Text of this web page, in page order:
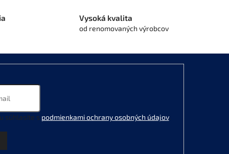
Vysoká kvalita
od renomovaných výrobcov
súhlasíte s podmienkami ochrany osobných údajov.